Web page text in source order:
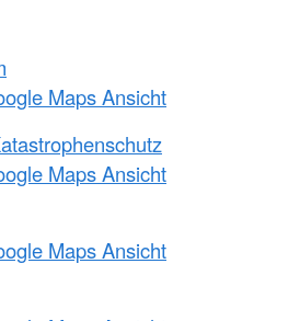
Maps Ansicht
Maps Ansicht
Maps Ansicht